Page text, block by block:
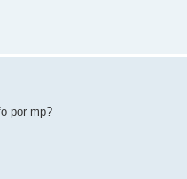
por mp?